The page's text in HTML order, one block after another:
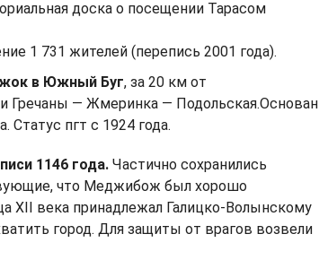
доска о посещении Тарасом
1 731 жителей (перепись 2001 года).
в Южный Буг, за 20 км от
Гречаны — Жмеринка — Подольская.Основан
Статус пгт с 1924 года.
1146 года. Частично сохранились
что Меджибож был хорошо
XII века принадлежал Галицко-Волынскому
город. Для защиты от врагов возвели